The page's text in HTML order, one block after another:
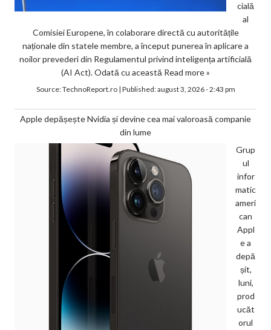
cială
al
Comisiei Europene, în colaborare directă cu autoritățile
naționale din statele membre, a început punerea în aplicare a
noilor prevederi din Regulamentul privind inteligența artificială
(AI Act). Odată cu această Read more »
Source:TechnoReport.ro| Published:august 3, 2026 - 2:43 pm
Apple depășește Nvidia și devine cea mai valoroasă companie
din lume
Grup
ul
infor
matic
ameri
can
Appl
e a
depă
șit,
luni,
prod
ucăt
orul